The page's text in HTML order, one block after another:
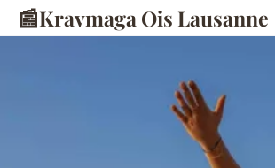
📰Kravmaga Ois Lausanne